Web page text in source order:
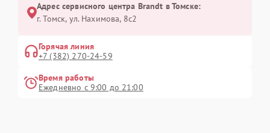
Адрес сервисного центра Brandt в Томске:
г. Томск, ул. Нахимова, 8с2
Горячая линия
+7 (382) 270-24-59
Время работы
Ежедневно с 9:00 до 21:00